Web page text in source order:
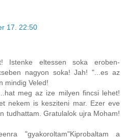
17. 22:50
Istenke eltessen soka eroben-
nagyon soka! Jah! "...es az
mindig Veled!
meg az ize milyen fincsi lehet!
nekem is kesziteni mar. Ezer eve
tudhattam. Gratulalok ujra Moham!
"gyakoroltam"Kiprobaltam a